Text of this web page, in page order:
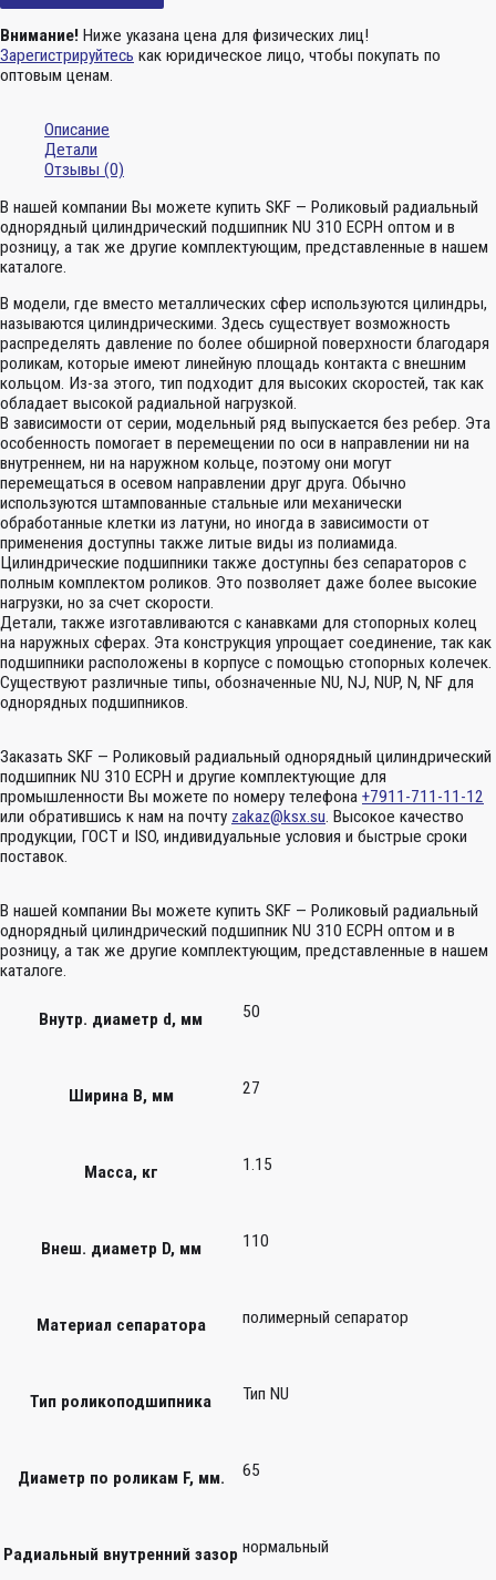
Внимание! Ниже указана цена для физических лиц!
Зарегистрируйтесь как юридическое лицо, чтобы покупать по
оптовым ценам.
Описание
Детали
Отзывы (0)
В нашей компании Вы можете купить SKF — Роликовый радиальный
однорядный цилиндрический подшипник NU 310 ECPH оптом и в
розницу, а так же другие комплектующим, представленные в нашем
каталоге.
В модели, где вместо металлических сфер используются цилиндры,
называются цилиндрическими. Здесь существует возможность
распределять давление по более обширной поверхности благодаря
роликам, которые имеют линейную площадь контакта с внешним
кольцом. Из-за этого, тип подходит для высоких скоростей, так как
обладает высокой радиальной нагрузкой.
В зависимости от серии, модельный ряд выпускается без ребер. Эта
особенность помогает в перемещении по оси в направлении ни на
внутреннем, ни на наружном кольце, поэтому они могут
перемещаться в осевом направлении друг друга. Обычно
используются штампованные стальные или механически
обработанные клетки из латуни, но иногда в зависимости от
применения доступны также литые виды из полиамида.
Цилиндрические подшипники также доступны без сепараторов с
полным комплектом роликов. Это позволяет даже более высокие
нагрузки, но за счет скорости.
Детали, также изготавливаются с канавками для стопорных колец
на наружных сферах. Эта конструкция упрощает соединение, так как
подшипники расположены в корпусе с помощью стопорных колечек.
Существуют различные типы, обозначенные NU, NJ, NUP, N, NF для
однорядных подшипников.
Заказать SKF — Роликовый радиальный однорядный цилиндрический
подшипник NU 310 ECPH и другие комплектующие для
промышленности Вы можете по номеру телефона +7911-711-11-12
или обратившись к нам на почту zakaz@ksx.su. Высокое качество
продукции, ГОСТ и ISO, индивидуальные условия и быстрые сроки
поставок.
В нашей компании Вы можете купить SKF — Роликовый радиальный
однорядный цилиндрический подшипник NU 310 ECPH оптом и в
розницу, а так же другие комплектующим, представленные в нашем
каталоге.
Внутр. диаметр d, мм 50
Ширина B, мм 27
Масса, кг 1.15
Внеш. диаметр D, мм 110
Материал сепаратора полимерный сепаратор
Тип роликоподшипника Тип NU
Диаметр по роликам F, мм. 65
Радиальный внутренний зазор нормальный